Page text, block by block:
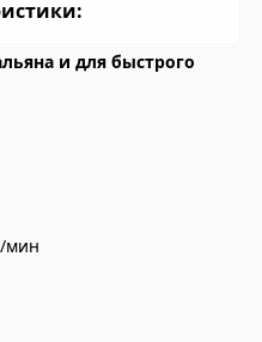
и для быстрого
мин